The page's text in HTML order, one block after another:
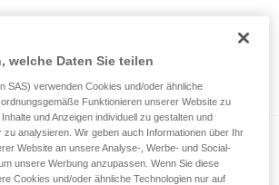
Personalisierbarer BOREO CLUB-Helm
Nicht saugfähige Ersatzpolster
welche Daten Sie teilen
SAS) verwenden Cookies und/oder ähnliche
Funktionieren unserer Website zu
und Anzeigen individuell zu gestalten und
analysieren. Wir geben auch Informationen über Ihr
Website an unsere Analyse-, Werbe- und Social-
unsere Werbung anzupassen. Wenn Sie diese
Cookies und/oder ähnliche Technologien nur auf